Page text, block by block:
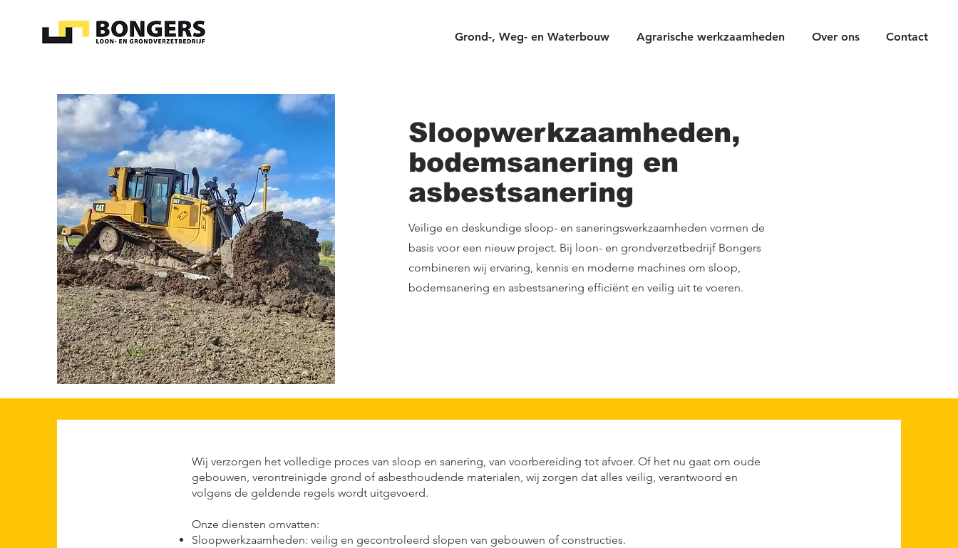
Grond-, Weg- en Waterbouw Agrarische werkzaamheden Over ons Contact
Sloopwerkzaamheden,
bodemsanering en
asbestsanering
Veilige en deskundige sloop- en saneringswerkzaamheden vormen de
basis voor een nieuw project. Bij loon- en grondverzetbedrijf Bongers
combineren wij ervaring, kennis en moderne machines om sloop,
bodemsanering en asbestsanering efficiënt en veilig uit te voeren.
Wij verzorgen het volledige proces van sloop en sanering, van voorbereiding tot afvoer. Of het nu gaat om oude
gebouwen, verontreinigde grond of asbesthoudende materialen, wij zorgen dat alles veilig, verantwoord en
volgens de geldende regels wordt uitgevoerd.
Onze diensten omvatten:
Sloopwerkzaamheden: veilig en gecontroleerd slopen van gebouwen of constructies.